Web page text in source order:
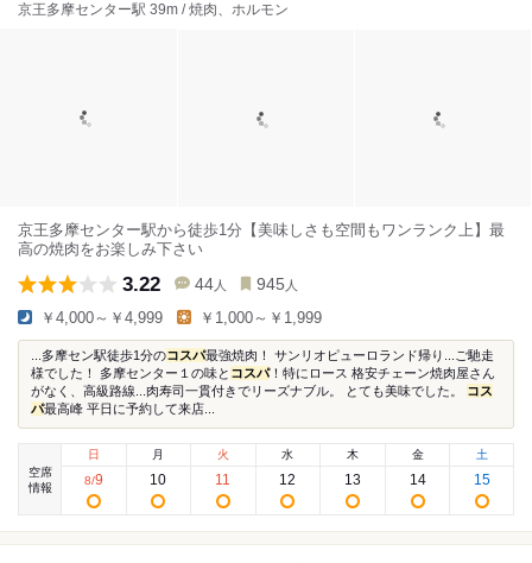
京王多摩センター駅 39m / 焼肉、ホルモン
京王多摩センター駅から徒歩1分【美味しさも空間もワンランク上】最
高の焼肉をお楽しみ下さい
3.22 44 人 945 人
￥4,000～￥4,999 ￥1,000～￥1,999
...多摩セン駅徒歩1分のコスパ最強焼肉！ サンリオピューロランド帰り...ご馳走
様でした！ 多摩センター１の味と コスパ！特にロース 格安チェーン焼肉屋さん
がなく、高級路線...肉寿司一貫付きでリーズナブル。 とても美味でした。 コス
パ最高峰 平日に予約して来店...
空席
情報
日
8/9
月
10
火
11
水
12
木
13
金
14
土
15